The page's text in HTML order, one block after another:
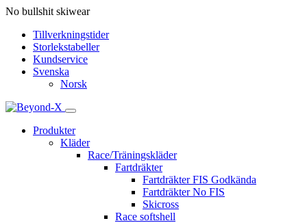
No bullshit skiwear
Tillverkningstider
Storlekstabeller
Kundservice
Svenska
Norsk
Produkter
Kläder
Race/Träningskläder
Fartdräkter
Fartdräkter FIS Godkända
Fartdräkter No FIS
Skicross
Race softshell